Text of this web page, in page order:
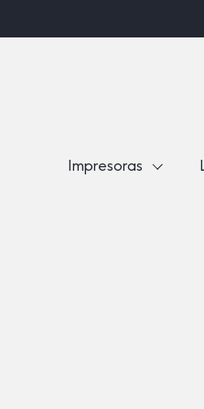
Impresoras